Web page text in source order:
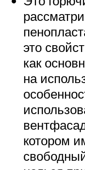
это
как
на
котором